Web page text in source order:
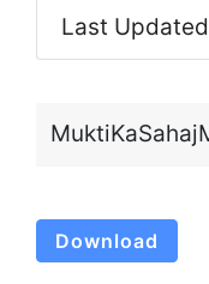
Last Updated
Download